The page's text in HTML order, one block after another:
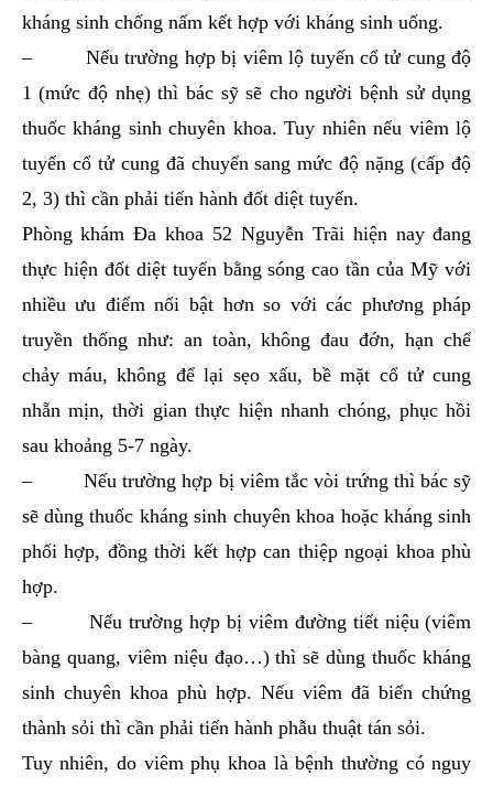
kháng sinh chống nấm kết hợp với kháng sinh uống.
– Nếu trường hợp bị viêm lộ tuyến cổ tử cung độ
1 (mức độ nhẹ) thì bác sỹ sẽ cho người bệnh sử dụng
thuốc kháng sinh chuyên khoa. Tuy nhiên nếu viêm lộ
tuyến cổ tử cung đã chuyển sang mức độ nặng (cấp độ
2, 3) thì cần phải tiến hành đốt diệt tuyến.
Phòng khám Đa khoa 52 Nguyễn Trãi hiện nay đang
thực hiện đốt diệt tuyến bằng sóng cao tần của Mỹ với
nhiều ưu điểm nổi bật hơn so với các phương pháp
truyền thống như: an toàn, không đau đớn, hạn chế
chảy máu, không để lại sẹo xấu, bề mặt cổ tử cung
nhẵn mịn, thời gian thực hiện nhanh chóng, phục hồi
sau khoảng 5-7 ngày.
– Nếu trường hợp bị viêm tắc vòi trứng thì bác sỹ
sẽ dùng thuốc kháng sinh chuyên khoa hoặc kháng sinh
phối hợp, đồng thời kết hợp can thiệp ngoại khoa phù
hợp.
– Nếu trường hợp bị viêm đường tiết niệu (viêm
bàng quang, viêm niệu đạo…) thì sẽ dùng thuốc kháng
sinh chuyên khoa phù hợp. Nếu viêm đã biến chứng
thành sỏi thì cần phải tiến hành phẫu thuật tán sỏi.
Tuy nhiên, do viêm phụ khoa là bệnh thường có nguy